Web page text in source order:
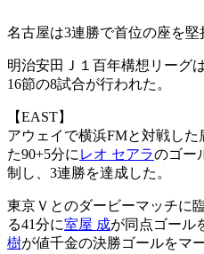
名古屋は3連勝で首位の座を堅
明治安田Ｊ１百年構想リーグ
16節の8試合が行われた。
【EAST】
アウェイで横浜FMと対戦した
た90+5分に レオ セアラのゴー
制し、3連勝を達成した。
東京Ｖとのダービーマッチに
る41分に室屋 成が同点ゴール
樹が値千金の決勝ゴールをマ